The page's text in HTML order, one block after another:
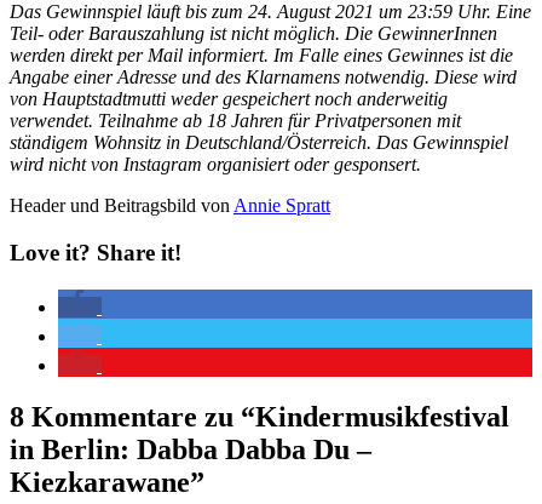
Das Gewinnspiel läuft bis zum 24. August 2021 um 23:59 Uhr. Eine
Teil- oder Barauszahlung ist nicht möglich. Die GewinnerInnen
werden direkt per Mail informiert. Im Falle eines Gewinnes ist die
Angabe einer Adresse und des Klarnamens notwendig. Diese wird
von Hauptstadtmutti weder gespeichert noch anderweitig
verwendet. Teilnahme ab 18 Jahren für Privatpersonen mit
ständigem Wohnsitz in Deutschland/Österreich. Das Gewinnspiel
wird nicht von Instagram organisiert oder gesponsert.
Header und Beitragsbild vonAnnie Spratt
Love it? Share it!
8 Kommentare zu “Kindermusikfestival
in Berlin: Dabba Dabba Du –
Kiezkarawane”